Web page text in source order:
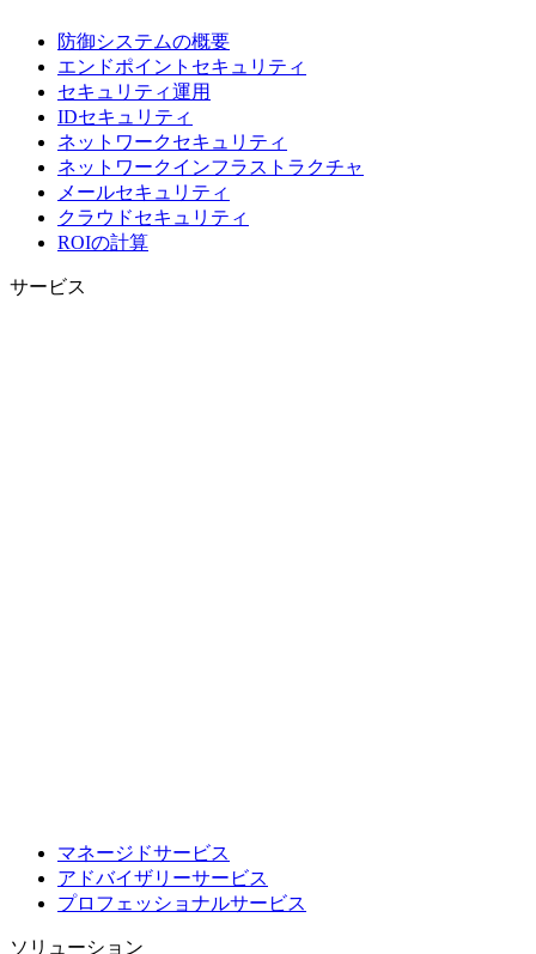
防御システムの概要
エンドポイントセキュリティ
セキュリティ運用
IDセキュリティ
ネットワークセキュリティ
ネットワークインフラストラクチャ
メールセキュリティ
クラウドセキュリティ
ROIの計算
サービス
マネージドサービス
アドバイザリーサービス
プロフェッショナルサービス
ソリューション